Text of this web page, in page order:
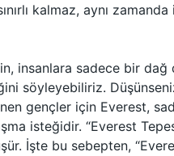
kalmaz, aynı
insanlara sadece bir
söyleyebiliriz.
gençler için Everest,
isteğidir. “Everest
İşte bu sebepten,